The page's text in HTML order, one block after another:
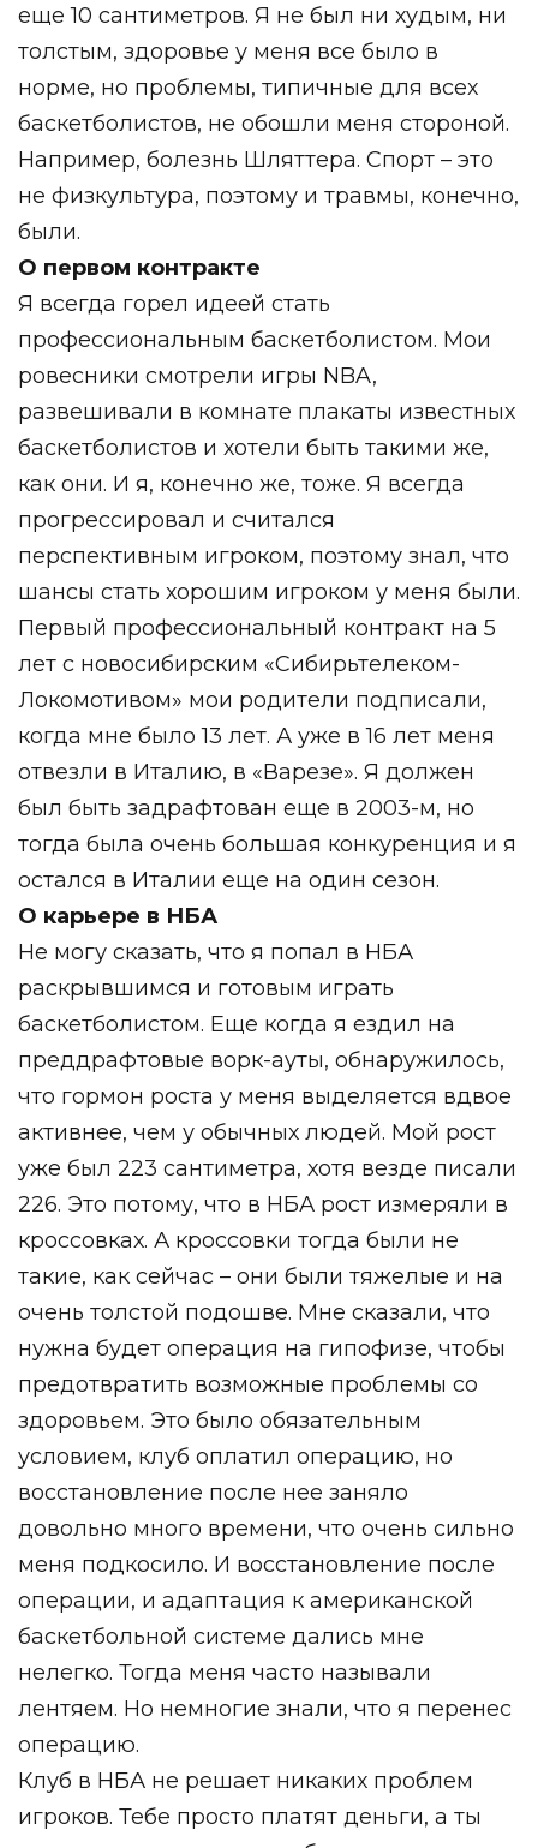
еще 10 сантиметров. Я не был ни худым, ни
толстым, здоровье у меня все было в
норме, но проблемы, типичные для всех
баскетболистов, не обошли меня стороной.
Например, болезнь Шляттера. Спорт – это
не физкультура, поэтому и травмы, конечно,
были.
О первом контракте
Я всегда горел идеей стать
профессиональным баскетболистом. Мои
ровесники смотрели игры NBA,
развешивали в комнате плакаты известных
баскетболистов и хотели быть такими же,
как они. И я, конечно же, тоже. Я всегда
прогрессировал и считался
перспективным игроком, поэтому знал, что
шансы стать хорошим игроком у меня были.
Первый профессиональный контракт на 5
лет с новосибирским «Сибирьтелеком-
Локомотивом» мои родители подписали,
когда мне было 13 лет. А уже в 16 лет меня
отвезли в Италию, в «Варезе». Я должен
был быть задрафтован еще в 2003-м, но
тогда была очень большая конкуренция и я
остался в Италии еще на один сезон.
О карьере в НБА
Не могу сказать, что я попал в НБА
раскрывшимся и готовым играть
баскетболистом. Еще когда я ездил на
преддрафтовые ворк-ауты, обнаружилось,
что гормон роста у меня выделяется вдвое
активнее, чем у обычных людей. Мой рост
уже был 223 сантиметра, хотя везде писали
226. Это потому, что в НБА рост измеряли в
кроссовках. А кроссовки тогда были не
такие, как сейчас – они были тяжелые и на
очень толстой подошве. Мне сказали, что
нужна будет операция на гипофизе, чтобы
предотвратить возможные проблемы со
здоровьем. Это было обязательным
условием, клуб оплатил операцию, но
восстановление после нее заняло
довольно много времени, что очень сильно
меня подкосило. И восстановление после
операции, и адаптация к американской
баскетбольной системе дались мне
нелегко. Тогда меня часто называли
лентяем. Но немногие знали, что я перенес
операцию.
Клуб в НБА не решает никаких проблем
игроков. Тебе просто платят деньги, а ты